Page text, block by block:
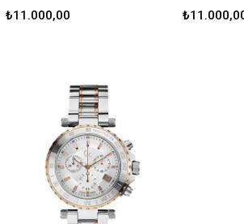
₺11.000,00